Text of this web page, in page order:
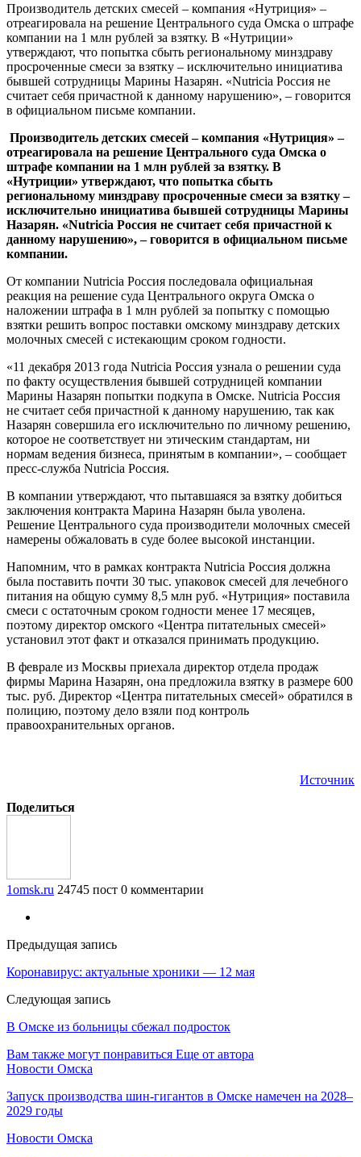
Производитель детских смесей – компания «Нутриция» –
отреагировала на решение Центрального суда Омска о штрафе
компании на 1 млн рублей за взятку. В «Нутриции»
утверждают, что попытка сбыть региональному минздраву
просроченные смеси за взятку – исключительно инициатива
бывшей сотрудницы Марины Назарян. «Nutricia Россия не
считает себя причастной к данному нарушению», – говорится
в официальном письме компании.
Производитель детских смесей – компания «Нутриция» –
отреагировала на решение Центрального суда Омска о
штрафе компании на 1 млн рублей за взятку. В
«Нутриции» утверждают, что попытка сбыть
региональному минздраву просроченные смеси за взятку –
исключительно инициатива бывшей сотрудницы Марины
Назарян. «Nutricia Россия не считает себя причастной к
данному нарушению», – говорится в официальном письме
компании.
От компании Nutricia Россия последовала официальная
реакция на решение суда Центрального округа Омска о
наложении штрафа в 1 млн рублей за попытку с помощью
взятки решить вопрос поставки омскому минздраву детских
молочных смесей с истекающим сроком годности.
«11 декабря 2013 года Nutricia Россия узнала о решении суда
по факту осуществления бывшей сотрудницей компании
Марины Назарян попытки подкупа в Омске. Nutricia Россия
не считает себя причастной к данному нарушению, так как
Назарян совершила его исключительно по личному решению,
которое не соответствует ни этическим стандартам, ни
нормам ведения бизнеса, принятым в компании», – сообщает
пресс-служба Nutricia Россия.
В компании утверждают, что пытавшаяся за взятку добиться
заключения контракта Марина Назарян была уволена.
Решение Центрального суда производители молочных смесей
намерены обжаловать в суде более высокой инстанции.
Напомним, что в рамках контракта Nutricia Россия должна
была поставить почти 30 тыс. упаковок смесей для лечебного
питания на общую сумму 8,5 млн руб. «Нутриция» поставила
смеси с остаточным сроком годности менее 17 месяцев,
поэтому директор омского «Центра питательных смесей»
установил этот факт и отказался принимать продукцию.
В феврале из Москвы приехала директор отдела продаж
фирмы Марина Назарян, она предложила взятку в размере 600
тыс. руб. Директор «Центра питательных смесей» обратился в
полицию, поэтому дело взяли под контроль
правоохранительных органов.
Источник
Поделиться
1omsk.ru 24745 пост 0 комментарии
Предыдущая запись
Коронавирус: актуальные хроники — 12 мая
Следующая запись
В Омске из больницы сбежал подросток
Вам также могут понравиться Еще от автора
Новости Омска
Запуск производства шин-гигантов в Омске намечен на 2028–
2029 годы
Новости Омска